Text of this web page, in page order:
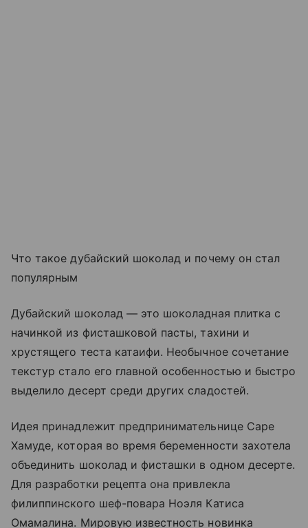
Что такое дубайский шоколад и почему он стал
популярным
Дубайский шоколад — это шоколадная плитка с
начинкой из фисташковой пасты, тахини и
хрустящего теста катаифи. Необычное сочетание
текстур стало его главной особенностью и быстро
выделило десерт среди других сладостей.
Идея принадлежит предпринимательнице Саре
Хамуде, которая во время беременности захотела
объединить шоколад и фисташки в одном десерте.
Для разработки рецепта она привлекла
филиппинского шеф-повара Ноэля Катиса
Омамалина. Мировую известность новинка